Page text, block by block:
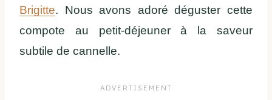
Brigitte. Nous avons adoré déguster cette
compote au petit-déjeuner à la saveur
subtile de cannelle.